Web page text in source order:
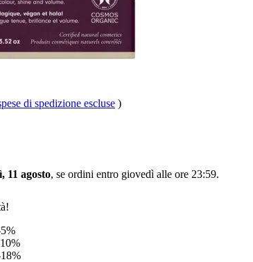
di spedizione escluse )
11 agosto, se ordini entro giovedì alle ore 23:59.